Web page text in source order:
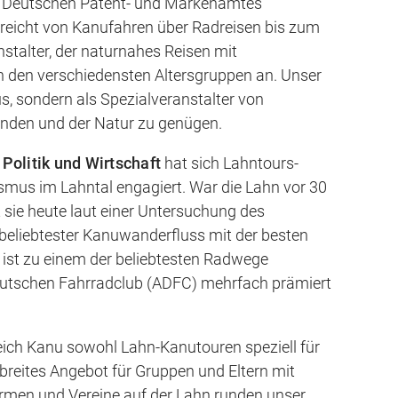
von Kanufahren über Radreisen bis zum
der naturnahes Reisen mit
verschiedensten Altersgruppen an. Unser
sondern als Spezialveranstalter von
und der Natur zu genügen.
und Wirtschaft hat sich Lahntours-
im Lahntal engagiert. War die Lahn vor 30
heute laut einer Untersuchung des
Kanuwanderfluss mit der besten
zu einem der beliebtesten Radwege
Fahrradclub (ADFC) mehrfach prämiert
Kanu sowohl Lahn-Kanutouren speziell für
Angebot für Gruppen und Eltern mit